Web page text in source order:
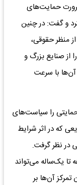
حمایت‌های
و گفت: در چنین
منظر حقوقی،
از صنایع بزرگ و
آن‌ها با سرعت
حمایتی را سیاست‌های
که در اثر شرایط
در نظر گرفت.
تا یک‌ساله می‌تواند
آن‌ها بر